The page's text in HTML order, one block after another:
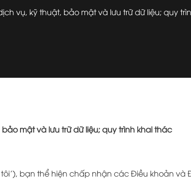
vụ, kỹ thuật, bảo mật và lưu trữ dữ liệu; quy
mật và lưu trữ dữ liệu; quy trình khai thác
bạn thể hiện chấp nhận các Điều khoản và